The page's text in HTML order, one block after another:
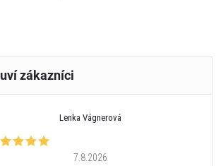
Lenka Vágnerová
7.8.2026